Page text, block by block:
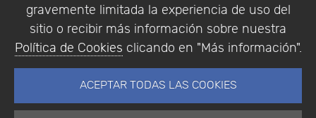
gravemente limitada la experiencia de uso del
sitio o recibir más información sobre nuestra
Política de Cookies clicando en "Más información".
ACEPTAR TODAS LAS COOKIES
Empresa|Aviso Legal| Política de Privacidad |
Política de Cookies
© Copyright 1994 - 2026. Addlink Software
Científico, S.L.
Portugal.